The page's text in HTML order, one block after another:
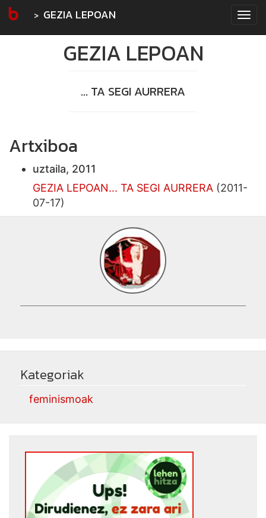
GEZIA LEPOAN
GEZIA LEPOAN
... TA SEGI AURRERA
Artxiboa
uztaila, 2011
GEZIA LEPOAN... TA SEGI AURRERA (2011-
07-17)
Kategoriak
feminismoak